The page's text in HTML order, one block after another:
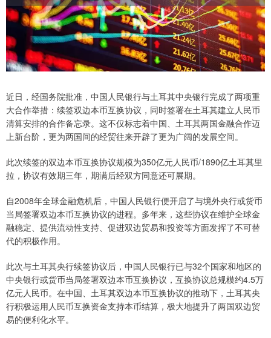
近日，经国务院批准，中国人民银行与土耳其中央银行完成了两项重
大合作举措：续签双边本币互换协议，同时签署在土耳其建立人民币
清算安排的合作备忘录。这不仅标志着中国、土耳其两国金融合作迈
上新台阶，更为两国间的经贸往来开辟了更为广阔的发展空间。
此次续签的双边本币互换协议规模为350亿元人民币/1890亿土耳其里
拉，协议有效期三年，期满后经双方同意还可展期。
自2008年全球金融危机后，中国人民银行便开启了与境外央行或货币
当局签署双边本币互换协议的进程。多年来，这些协议在维护全球金
融稳定、提供流动性支持、促进双边贸易和投资等方面发挥了不可替
代的积极作用。
此次与土耳其央行续签协议后，中国人民银行已与32个国家和地区的
中央银行或货币当局签署双边本币互换协议，互换协议总规模约4.5万
亿元人民币。在中国、土耳其双边本币互换协议的推动下，土耳其央
行积极运用人民币互换资金支持本币结算，极大地提升了两国双边贸
易的便利化水平。